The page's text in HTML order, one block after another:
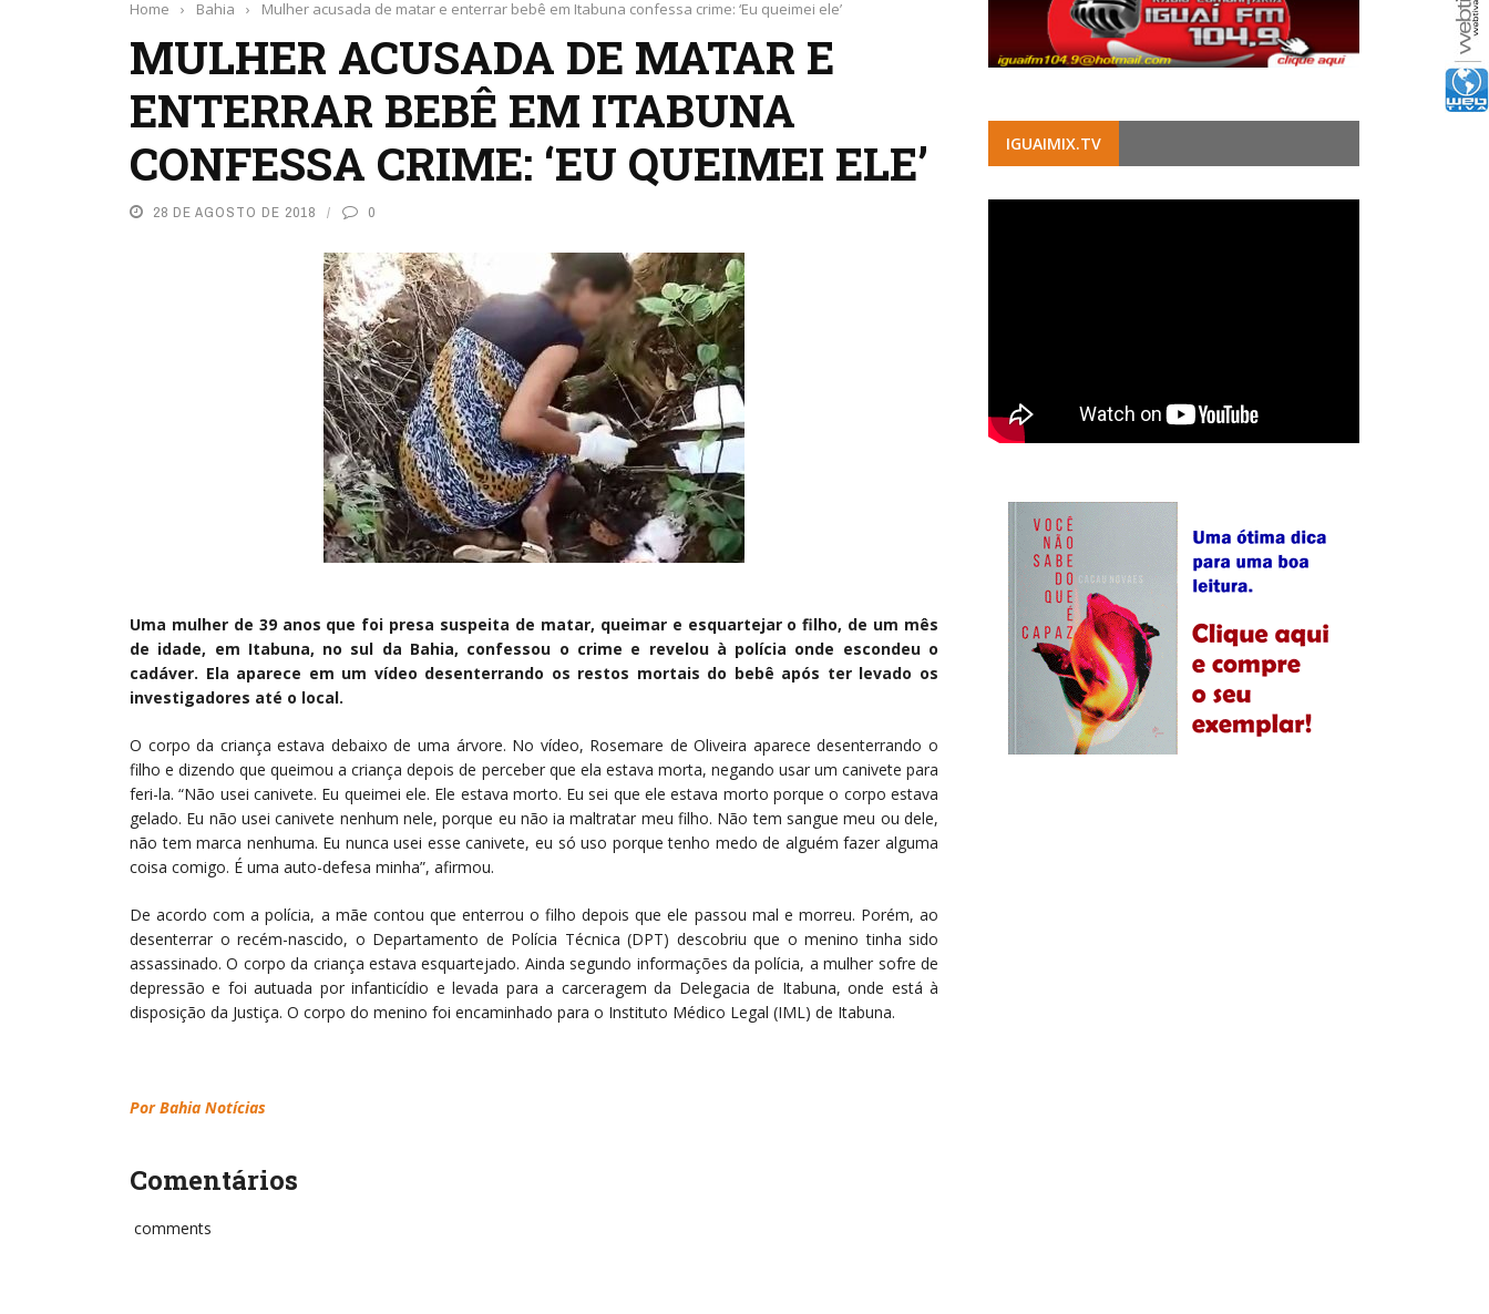
Home › Bahia › Mulher acusada de matar e enterrar bebê em Itabuna confessa crime: ‘Eu queimei ele’
MULHER ACUSADA DE MATAR E
ENTERRAR BEBÊ EM ITABUNA
CONFESSA CRIME: ‘EU QUEIMEI ELE’
28 DE AGOSTO DE 2018 0
Uma mulher de 39 anos que foi presa suspeita de matar, queimar e esquartejar o filho, de um mês
de idade, em Itabuna, no sul da Bahia, confessou o crime e revelou à polícia onde escondeu o
cadáver. Ela aparece em um vídeo desenterrando os restos mortais do bebê após ter levado os
investigadores até o local.
O corpo da criança estava debaixo de uma árvore. No vídeo, Rosemare de Oliveira aparece desenterrando o
filho e dizendo que queimou a criança depois de perceber que ela estava morta, negando usar um canivete para
feri-la. “Não usei canivete. Eu queimei ele. Ele estava morto. Eu sei que ele estava morto porque o corpo estava
gelado. Eu não usei canivete nenhum nele, porque eu não ia maltratar meu filho. Não tem sangue meu ou dele,
não tem marca nenhuma. Eu nunca usei esse canivete, eu só uso porque tenho medo de alguém fazer alguma
coisa comigo. É uma auto-defesa minha”, afirmou.
De acordo com a polícia, a mãe contou que enterrou o filho depois que ele passou mal e morreu. Porém, ao
desenterrar o recém-nascido, o Departamento de Polícia Técnica (DPT) descobriu que o menino tinha sido
assassinado. O corpo da criança estava esquartejado. Ainda segundo informações da polícia, a mulher sofre de
depressão e foi autuada por infanticídio e levada para a carceragem da Delegacia de Itabuna, onde está à
disposição da Justiça. O corpo do menino foi encaminhado para o Instituto Médico Legal (IML) de Itabuna.
Por Bahia Notícias
Comentários
comments
IGUAIMIX.TV